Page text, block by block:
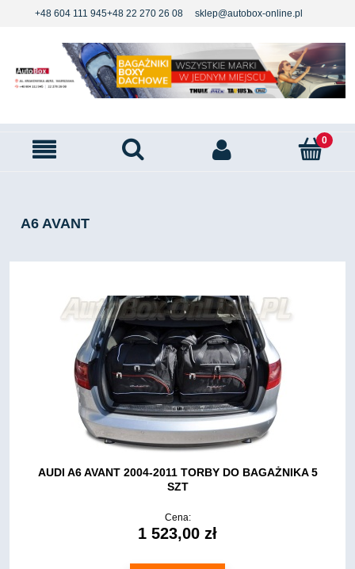
+48 604 111 945+48 22 270 26 08 sklep@autobox-online.pl
A6 AVANT
AUDI A6 AVANT 2004-2011 TORBY DO BAGAŻNIKA 5
SZT
Cena:
1 523,00 zł